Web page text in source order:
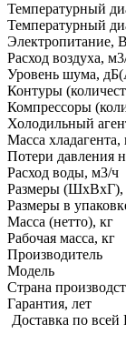
Температурный
Температурный
Электропитание,
Расход воздуха,
Уровень шума,
Контуры
Компрессоры
Холодильный
Масса хладагента,
Потери давления
Расход воды, м3/ч
Размеры
Размеры в
Масса (нетто), кг
Рабочая масса, кг
Производитель
Модель
Страна
Гарантия, лет
Доставка по всей